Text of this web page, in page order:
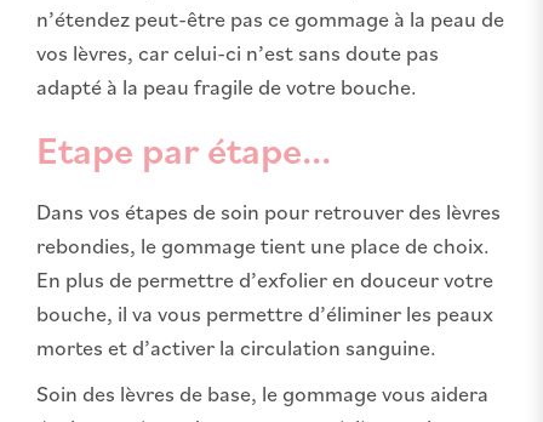
n’étendez peut-être pas ce gommage à la peau de
vos lèvres, car celui-ci n’est sans doute pas
adapté à la peau fragile de votre bouche.
Etape par étape...
Dans vos étapes de soin pour retrouver des lèvres
rebondies, le gommage tient une place de choix.
En plus de permettre d’exfolier en douceur votre
bouche, il va vous permettre d’éliminer les peaux
mortes et d’activer la circulation sanguine.
Soin des lèvres de base, le gommage vous aidera